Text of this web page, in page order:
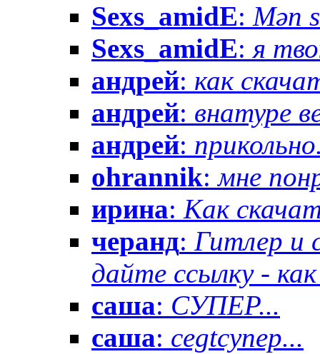
Sexs_amidE: Mən
Sexs_amidE: я
андрей: как
андрей: внатуре
андрей:
ohrannik:мне
ирина: Как
черанд: Гитлер и
дайте ссылку -
саша: СУПЕР...
саша: cegtсупер...